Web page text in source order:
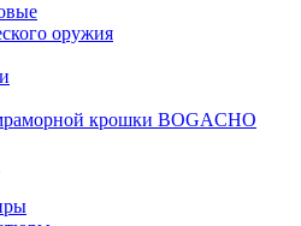
оружия
крошки BOGACHO